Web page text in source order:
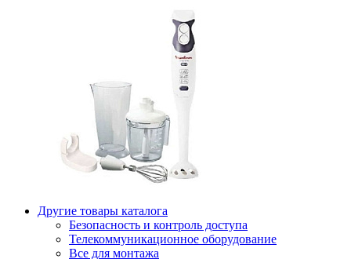
Другие товары каталога
Безопасность и контроль доступа
Телекоммуникационное оборудование
Все для монтажа